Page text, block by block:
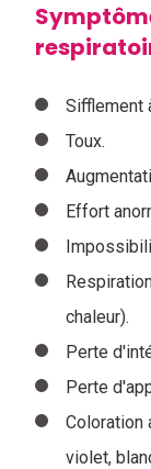
Sifflement
Toux.
Effort
chaleur).
Perte
Perte
Coloration
violet,